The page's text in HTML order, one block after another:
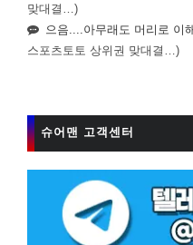
맞대결…)
으음....아무래도 머리로 이
스포츠토토 상위권 맞대결…)
슈어맨 고객센터